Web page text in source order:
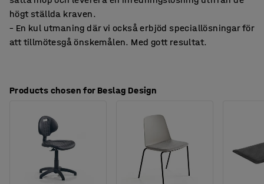
högt ställda kraven.
– En kul utmaning där vi också erbjöd speciallösningar för
att tillmötesgå önskemålen. Med gott resultat.
Products chosen for Beslag Design